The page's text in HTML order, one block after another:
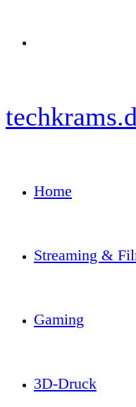
Home
Streaming &
Gaming
3D-Druck